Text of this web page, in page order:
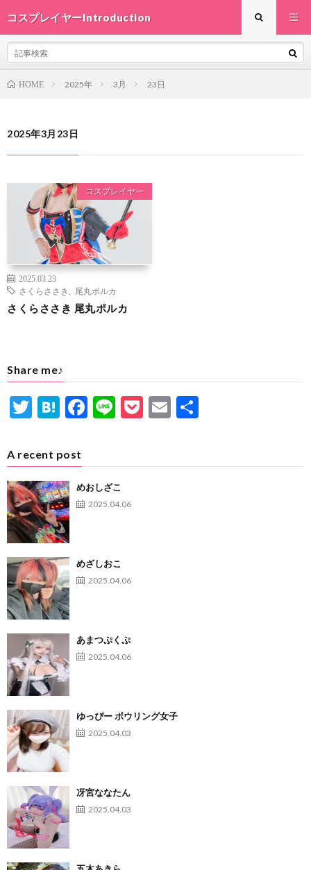
コスプレイヤーIntroduction
HOME 2025年 3月 23日
2025年3月23日
コスプレイヤー
2025.03.23
さくらささき
尾丸ポルカ
さくらささき 尾丸ポルカ
Share me♪
T
itt
er
H
e
n
a
F
b
o
Li P
t
E
l
A recent post
めおしざこ
2025.04.06
めざしおこ
2025.04.06
あまつぷくぷ
2025.04.06
ゆっぴー ボウリング女子
2025.04.03
冴宮ななたん
2025.04.03